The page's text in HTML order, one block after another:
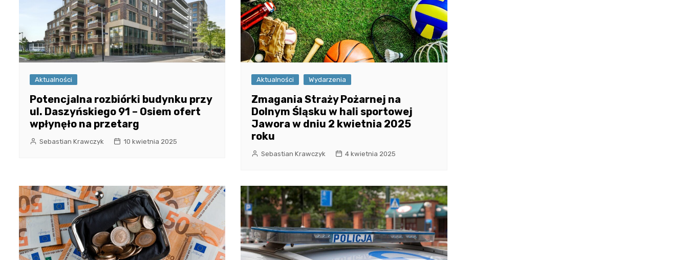
Aktualności
Potencjalna rozbiórki budynku przy
ul. Daszyńskiego 91 – Osiem ofert
wpłynęło na przetarg
Sebastian Krawczyk 10 kwietnia 2025
Aktualności Wydarzenia
Zmagania Straży Pożarnej na
Dolnym Śląsku w hali sportowej
Jawora w dniu 2 kwietnia 2025
roku
Sebastian Krawczyk 4 kwietnia 2025